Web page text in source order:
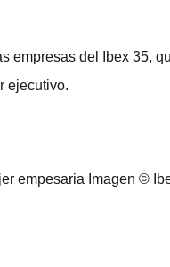
empresas del Ibex 35,
ejecutivo.